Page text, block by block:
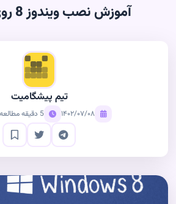
آموزش نصب ویندوز 8 روی لپ تاپ
تیم پیشگامیت
۱۴۰۲/۰۷/۰۸ 5 دقیقه مطالعه